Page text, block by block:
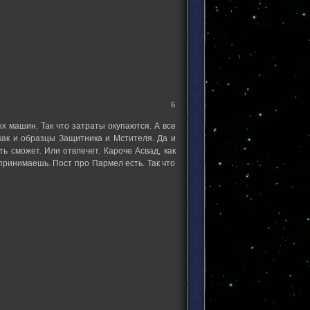
6
Так что затраты окупаются. А все
и образцы Защитника и Мстителя. Да и
сможет. Или отвлечет. Кароче Асвад, как
Пост про Пармел есть. Так что